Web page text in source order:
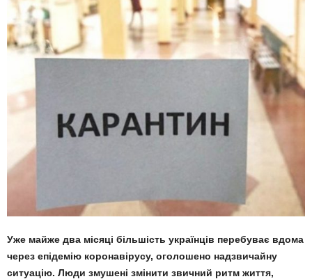
Уже майже два місяці більшість українців перебуває вдома
через епідемію коронавірусу, оголошено надзвичайну
ситуа­цію. Люди змушені змінити звичний ритм життя,